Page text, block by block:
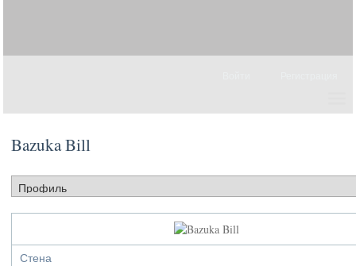
Bazuka Bill
Стена